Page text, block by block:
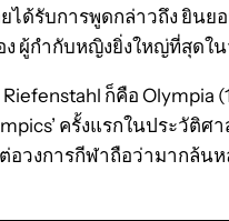
ด้รับการพูดกล่าวถึง ยินย
ง ผู้กำกับหญิงยิ่งใหญ่ที่สุดใ
ก็คือ
ครั้งแรกในประวัติศ
อวงการกีฬาถือว่ามากล้